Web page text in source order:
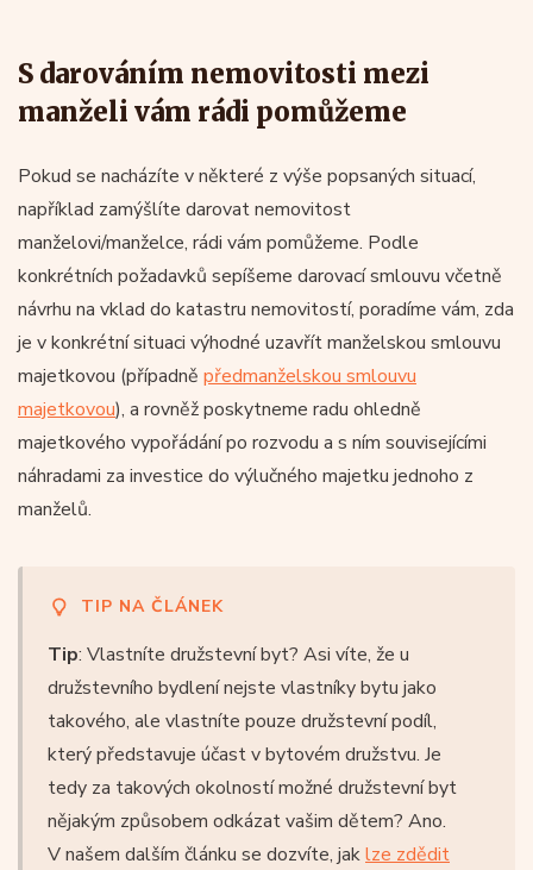
S darováním nemovitosti mezi
manželi vám rádi pomůžeme
Pokud se nacházíte v některé z výše popsaných situací,
například zamýšlíte darovat nemovitost
manželovi/manželce, rádi vám pomůžeme. Podle
konkrétních požadavků sepíšeme darovací smlouvu včetně
návrhu na vklad do katastru nemovitostí, poradíme vám, zda
je v konkrétní situaci výhodné uzavřít manželskou smlouvu
majetkovou (případně předmanželskou smlouvu
majetkovou), a rovněž poskytneme radu ohledně
majetkového vypořádání po rozvodu a s ním souvisejícími
náhradami za investice do výlučného majetku jednoho z
manželů.
TIP NA ČLÁNEK
Tip: Vlastníte družstevní byt? Asi víte, že u
družstevního bydlení nejste vlastníky bytu jako
takového, ale vlastníte pouze družstevní podíl,
který představuje účast v bytovém družstvu. Je
tedy za takových okolností možné družstevní byt
nějakým způsobem odkázat vašim dětem? Ano.
V našem dalším článku se dozvíte, jaklze zdědit